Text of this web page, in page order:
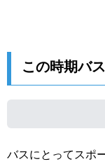
この時期バ
バスにとってスポ